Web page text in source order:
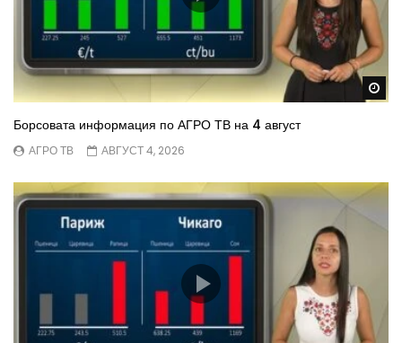
Борсовата информация по АГРО ТВ на 4 август
АГРО ТВ АВГУСТ 4, 2026